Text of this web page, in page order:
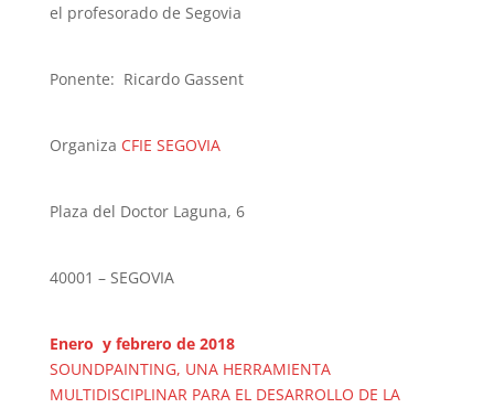
el profesorado de Segovia
Ponente: Ricardo Gassent
Organiza CFIE SEGOVIA
Plaza del Doctor Laguna, 6
40001 – SEGOVIA
Enero y febrero de 2018
SOUNDPAINTING, UNA HERRAMIENTA
MULTIDISCIPLINAR PARA EL DESARROLLO DE LA